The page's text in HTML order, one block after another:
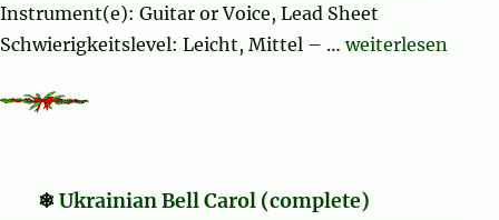
Instrument(e): Guitar or Voice, Lead Sheet
Schwierigkeitslevel: Leicht, Mittel – …„Christ Was
weiterlesen
Ukrainian Bell Carol (complete)